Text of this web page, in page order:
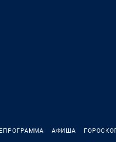
АФИША